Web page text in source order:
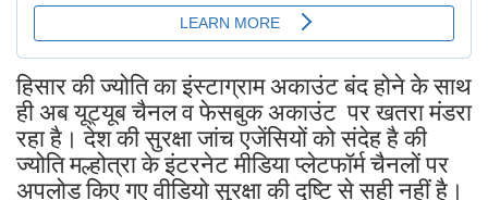
हिसार की ज्योति का इंस्टाग्राम अकाउंट बंद होने के साथ
ही अब यूट्यूब चैनल व फेसबुक अकाउंट पर खतरा मंडरा
रहा है। देश की सुरक्षा जांच एजेंसियों को संदेह है की
ज्योति मल्होत्रा के इंटरनेट मीडिया प्लेटफॉर्म चैनलों पर
अपलोड किए गए वीडियो सुरक्षा की दृष्टि से सही नहीं है।